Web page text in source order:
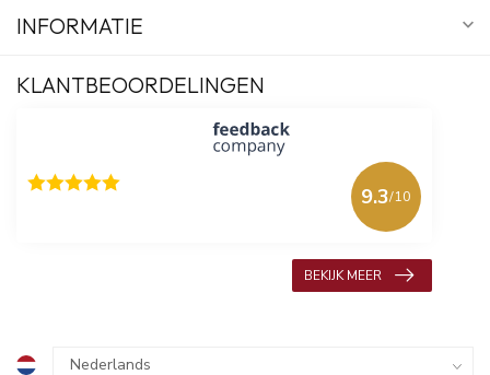
INFORMATIE
KLANTBEOORDELINGEN
9.3/10
BEKIJK MEER